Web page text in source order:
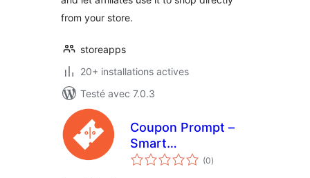
from your store.
storeapps
20+ installations actives
Testé avec 7.0.3
Coupon Prompt –
Smart
WooCommerce
(0notes
en
)